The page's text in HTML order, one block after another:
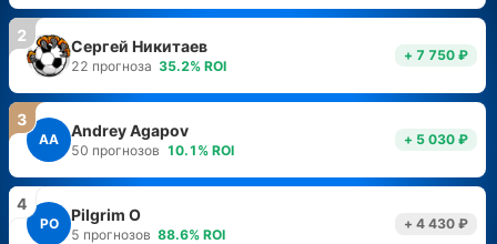
2
Сергей Никитаев
22 прогноза 35.2% ROI
+ 7 750 ₽
3
AA Andrey Agapov
50 прогнозов 10.1 % ROI
+ 5 030 ₽
4
PO Pilgrim O
5 прогнозов 88.6% ROI
+ 4 430 ₽